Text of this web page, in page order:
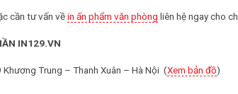
cần tư vấn vềin ấn phẩm văn phòng liên hệ ngay cho
IN129.VN
Trung – Thanh Xuân – Hà Nội (Xem bản đồ)